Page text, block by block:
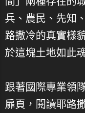
兵、農民、先知
路撒冷的真實樣
於這塊土地如此
跟著國際專業領
扉頁，閱讀耶路